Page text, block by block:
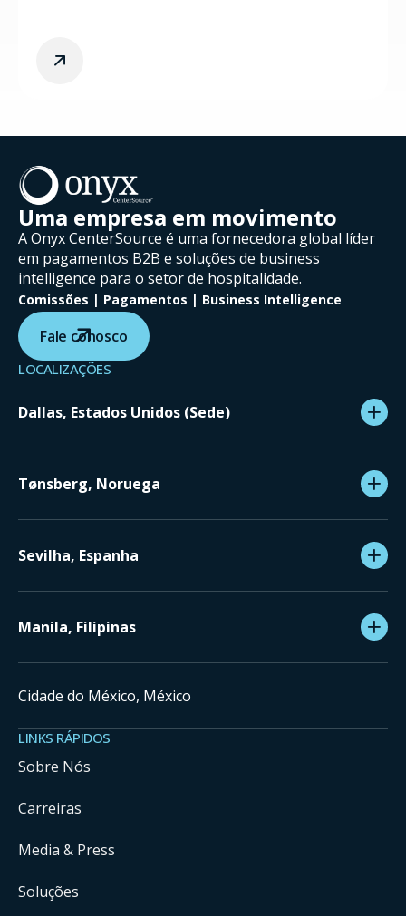
Uma empresa em movimento
A Onyx CenterSource é uma fornecedora global líder
em pagamentos B2B e soluções de business
intelligence para o setor de hospitalidade.
Comissões | Pagamentos | Business Intelligence
Fale conosco
LOCALIZAÇÕES
Dallas, Estados Unidos (Sede)
Tønsberg, Noruega
Sevilha, Espanha
Manila, Filipinas
Cidade do México, México
LINKS RÁPIDOS
Sobre Nós
Carreiras
Media & Press
Soluções